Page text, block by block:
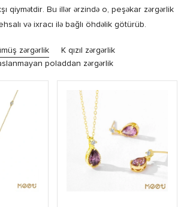
qiymətdir. Bu illər ərzində o, peşəkar zərgərlik
və ixracı ilə bağlı öhdəlik götürüb.
zərgərlik
K qızıl zərgərlik
poladdan zərgərlik